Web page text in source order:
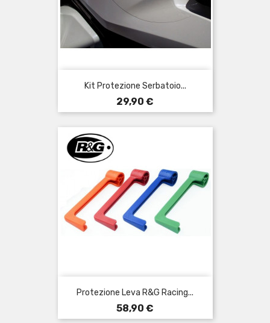
Kit Protezione Serbatoio...
Prezzo
29,90 €
Protezione Leva R&G Racing...
Prezzo
58,90 €